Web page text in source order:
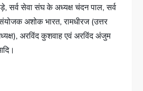
सर्व सेवा संघ के अध्यक्ष चंदन पाल, सर्व
अशोक भारत, रामधीरज (उत्तर
अरविंद कुशवाह एवं अरविंद अंजुम